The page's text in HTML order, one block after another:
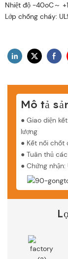
Nhiệt độ -40oC～
Lớp chống cháy:
Mô tả
● Giao diện
lượng
● Kết nối chốt
● Tuân thủ
● Chứng nhận: